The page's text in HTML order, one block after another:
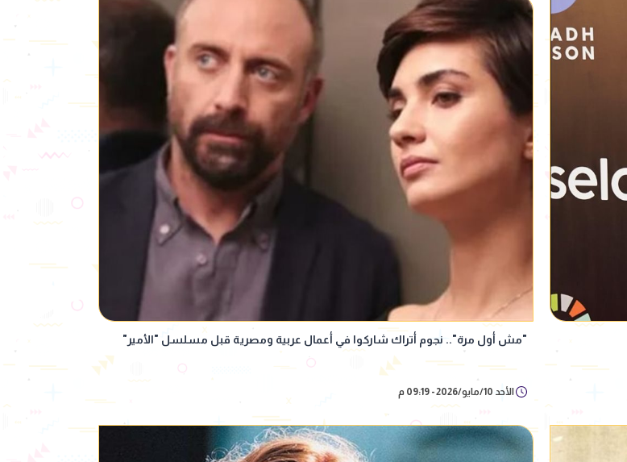
"مش أول مرة".. نجوم أتراك شاركوا في أعمال عربية ومصرية قبل مسلسل "الأمير"
الأحد 10/مايو/2026 - 09:19 م